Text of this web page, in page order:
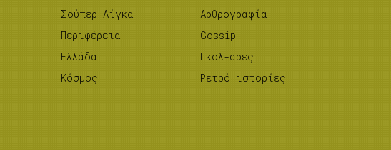
Σούπερ Λίγκα
Περιφέρεια
Ελλάδα
Κόσμος
Αρθρογραφία
Gossip
Γκολ-αρες
Ρετρό ιστορίες